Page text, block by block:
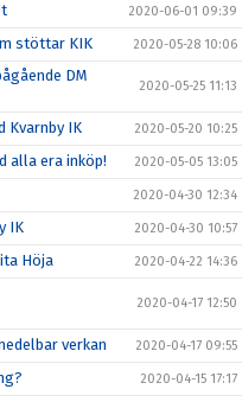
2020-06-01 09:39
stöttar KIK 2020-05-28 10:06
DM
2020-05-25 11:13
Kvarnby IK 2020-05-20 10:25
alla era inköp! 2020-05-05 13:05
2020-04-30 12:34
IK 2020-04-30 10:57
Höja 2020-04-22 14:36
2020-04-17 12:50
verkan 2020-04-17 09:55
2020-04-15 17:17